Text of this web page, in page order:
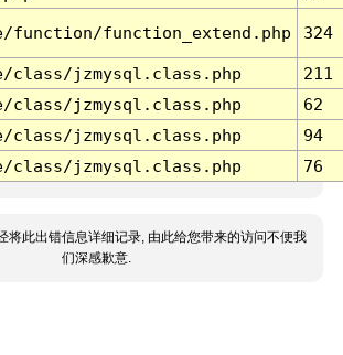
function/function_extend.php 324
class/jzmysql.class.php
211
class/jzmysql.class.php
62
class/jzmysql.class.php
94
class/jzmysql.class.php 76
将此出错信息详细记录, 由此给您带来的访问不便我
们深感歉意.